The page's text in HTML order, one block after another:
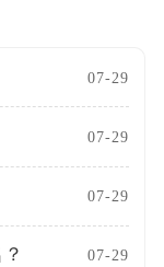
07-29
07-29
07-29
07-29